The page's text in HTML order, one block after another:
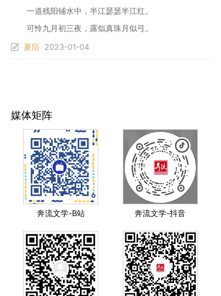
一道残阳铺水中，半江瑟瑟半江红。
可怜九月初三夜，露似真珠月似弓。
夏陌 2023-01-04
媒体矩阵
奔流文学-B站 奔流文学-抖音